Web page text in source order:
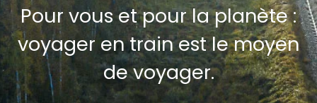
Pour vous et pour la planète :
voyager en train est le moyen
de voyager.